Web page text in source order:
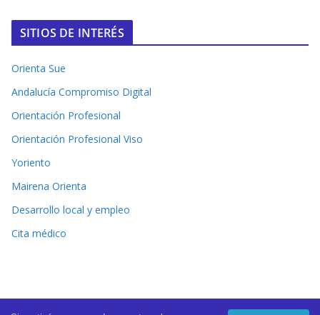
SITIOS DE INTERÉS
Orienta Sue
Andalucía Compromiso Digital
Orientación Profesional
Orientación Profesional Viso
Yoriento
Mairena Orienta
Desarrollo local y empleo
Cita médico